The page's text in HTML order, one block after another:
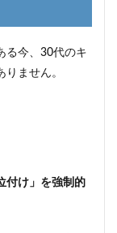
る今、30代のキ
ません。
付け」を強制的